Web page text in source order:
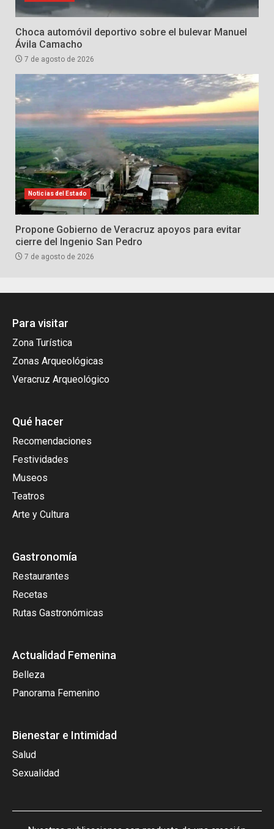
Choca automóvil deportivo sobre el bulevar Manuel
Ávila Camacho
7 de agosto de 2026
Noticias del Estado
Propone Gobierno de Veracruz apoyos para evitar
cierre del Ingenio San Pedro
7 de agosto de 2026
Para visitar
Zona Turística
Zonas Arqueológicas
Veracruz Arqueológico
Qué hacer
Recomendaciones
Festividades
Museos
Teatros
Arte y Cultura
Gastronomía
Restaurantes
Recetas
Rutas Gastronómicas
Actualidad Femenina
Belleza
Panorama Femenino
Bienestar e Intimidad
Salud
Sexualidad